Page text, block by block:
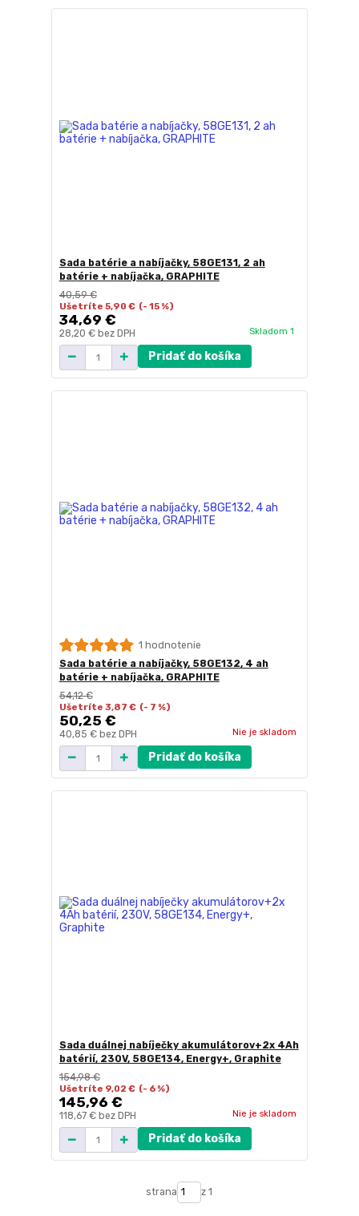
Sada batérie a nabíjačky, 58GE131, 2 ah
batérie + nabíjačka, GRAPHITE
40,59 €
Ušetríte 5,90 € (- 15 %)
34,69 €
28,20 € bez DPH Skladom 1
Pridať do košíka
1 hodnotenie
Sada batérie a nabíjačky, 58GE132, 4 ah
batérie + nabíjačka, GRAPHITE
54,12 €
Ušetríte 3,87 € (- 7 %)
50,25 €
40,85 € bez DPH Nie je skladom
Pridať do košíka
Sada duálnej nabíječky akumulátorov+2x 4Ah
batérií, 230V, 58GE134, Energy+, Graphite
154,98 €
Ušetríte 9,02 € (- 6 %)
145,96 €
118,67 € bez DPH Nie je skladom
Pridať do košíka
strana z 1